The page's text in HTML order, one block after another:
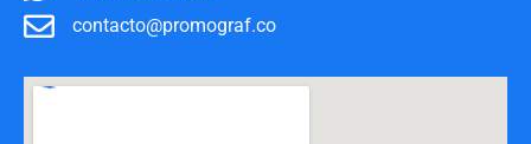
contacto@promograf.co